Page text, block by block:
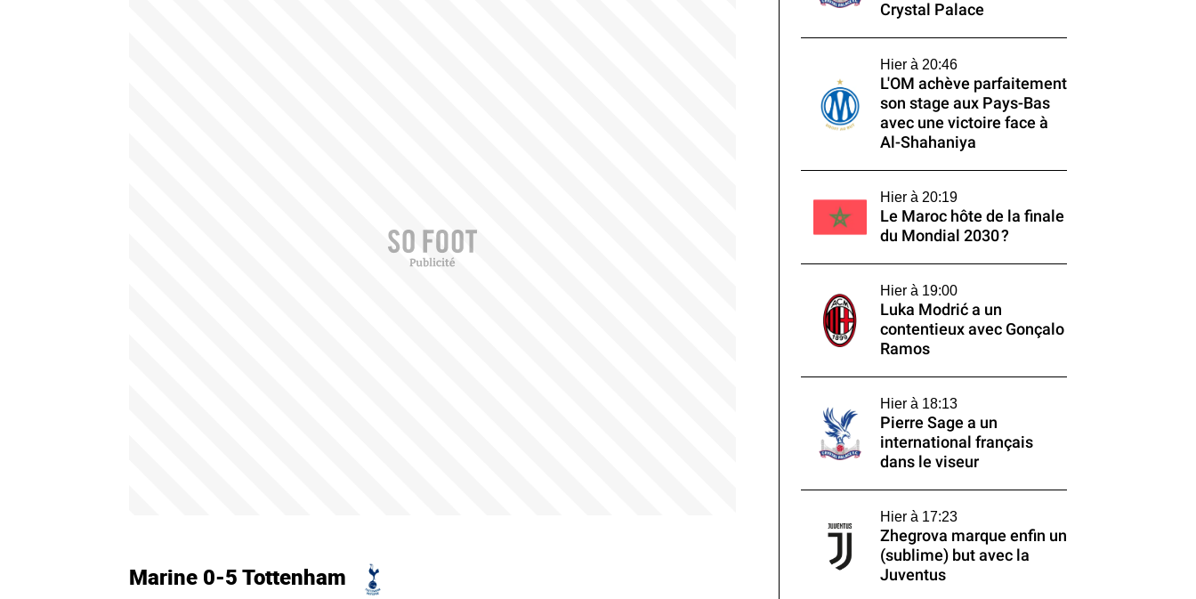
Marine 0-5 Tottenham
Crystal Palace
Hier à 20:46
L'OM achève parfaitement
son stage aux Pays-Bas
avec une victoire face à
Al-Shahaniya
Hier à 20:19
Le Maroc hôte de la finale
du Mondial 2030 ?
Hier à 19:00
Luka Modrić a un
contentieux avec Gonçalo
Ramos
Hier à 18:13
Pierre Sage a un
international français
dans le viseur
Hier à 17:23
Zhegrova marque enfin un
(sublime) but avec la
Juventus